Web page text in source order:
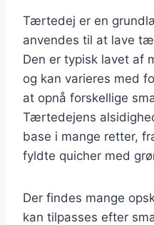
Tærtedej er en
anvendes til at lave
Den er typisk lavet af
og kan varieres med
at opnå forskellige
Tærtedejens
base i mange retter,
fyldte quicher med
Der findes mange
kan tilpasses efter